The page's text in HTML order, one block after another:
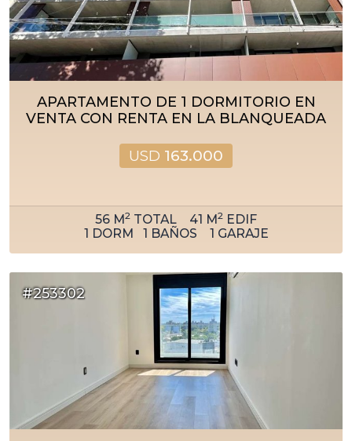
APARTAMENTO DE 1 DORMITORIO EN
VENTA CON RENTA EN LA BLANQUEADA
USD 163.000
56 M2 TOTAL 41 M2 EDIF
1 DORM 1 BAÑOS 1 GARAJE
#253302